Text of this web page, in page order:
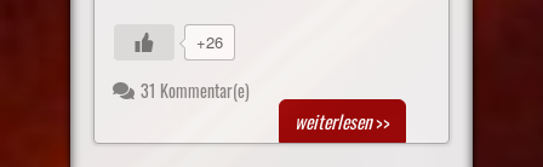
+26
31 Kommentar(e)
weiterlesen>>